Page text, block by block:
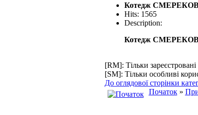
Котедж
Hits: 1565
Description:
Котедж
[RM]: Тільки
[SM]: Тільки особливі
До оглядової сторінки
Початок»